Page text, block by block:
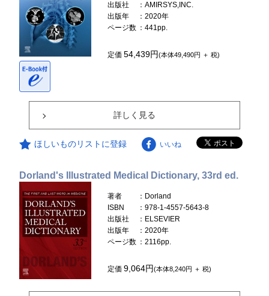
出版社
：AMIRSYS,INC.
出版年
：2020年
ページ数 ：441pp.
定価54,439円(本体49,490円 ＋ 税)
詳しく見る
ほしいものリストに登録 いいね
Dorland's Illustrated Medical Dictionary, 33rd ed.
著者
：Dorland
ISBN
：978-1-4557-5643-8
出版社
：ELSEVIER
出版年
：2020年
ページ数 ：2116pp.
定価9,064円(本体8,240円 ＋ 税)